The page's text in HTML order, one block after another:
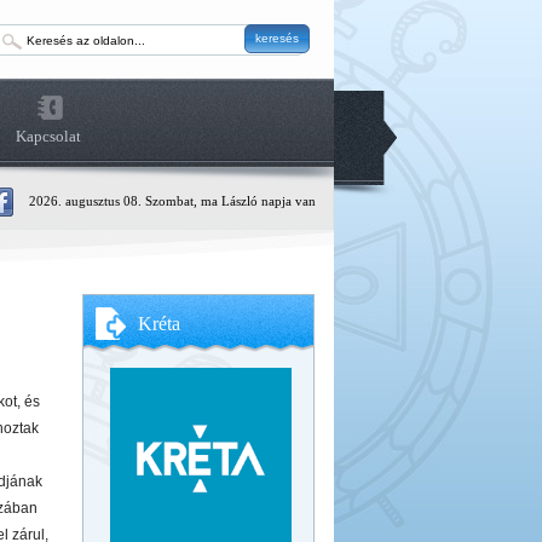
keresés
Kapcsolat
2026. augusztus 08. Szombat, ma László napja van
és
zárul,
Kréta